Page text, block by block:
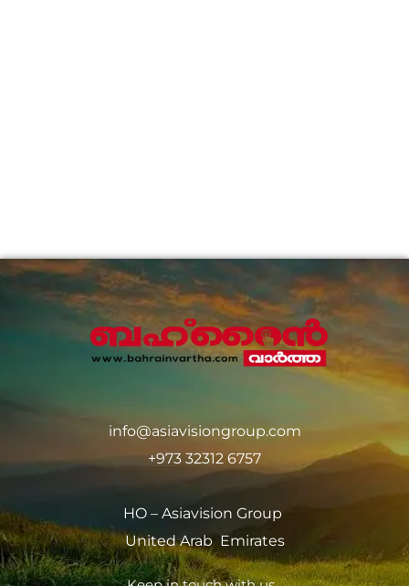
info@asiavisiongroup.com
+973 32312 6757
HO – Asiavision Group
United Arab Emirates